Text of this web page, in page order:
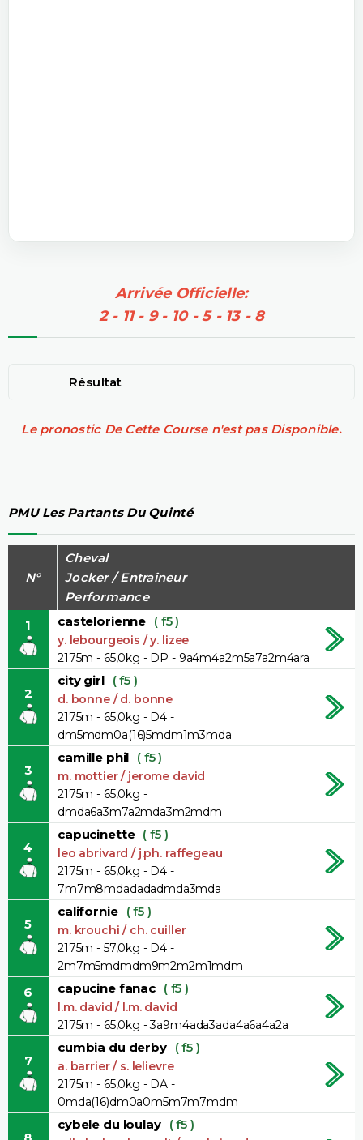
Arrivée Officielle:
2 - 11 - 9 - 10 - 5 - 13 - 8
Résultat
Le pronostic De Cette Course n'est pas Disponible.
PMU Les Partants Du Quinté
N°
Cheval
Jocker / Entraîneur
Performance
1
castelorienne ( f5 )
y. lebourgeois / y. lizee
2175m - 65,0kg - DP - 9a4m4a2m5a7a2m4ara
2
city girl ( f5 )
d. bonne / d. bonne
2175m - 65,0kg - D4 -
dm5mdm0a(16)5mdm1m3mda
3
camille phil ( f5 )
m. mottier / jerome david
2175m - 65,0kg -
dmda6a3m7a2mda3m2mdm
4
capucinette ( f5 )
leo abrivard / j.ph. raffegeau
2175m - 65,0kg - D4 -
7m7m8mdadadadmda3mda
5
californie ( f5 )
m. krouchi / ch. cuiller
2175m - 57,0kg - D4 -
2m7m5mdmdm9m2m2m1mdm
6 capucine fanac ( f5 )
l.m. david / l.m. david
2175m - 65,0kg - 3a9m4ada3ada4a6a4a2a
7
cumbia du derby ( f5 )
a. barrier / s. lelievre
2175m - 65,0kg - DA -
0mda(16)dm0a0m5m7m7mdm
cybele du loulay ( f5 )